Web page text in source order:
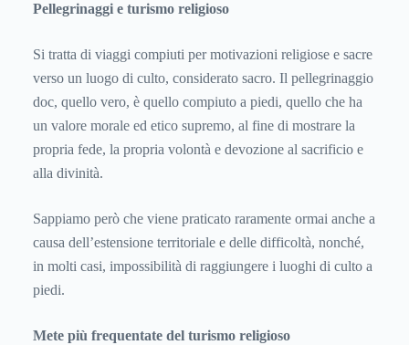
Pellegrinaggi e turismo religioso
Si tratta di viaggi compiuti per motivazioni religiose e sacre
verso un luogo di culto, considerato sacro. Il pellegrinaggio
doc, quello vero, è quello compiuto a piedi, quello che ha
un valore morale ed etico supremo, al fine di mostrare la
propria fede, la propria volontà e devozione al sacrificio e
alla divinità.
Sappiamo però che viene praticato raramente ormai anche a
causa dell’estensione territoriale e delle difficoltà, nonché,
in molti casi, impossibilità di raggiungere i luoghi di culto a
piedi.
Mete più frequentate del turismo religioso